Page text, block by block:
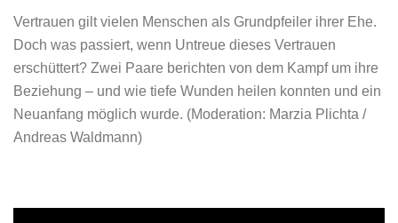
Vertrauen gilt vielen Menschen als Grundpfeiler ihrer Ehe.
Doch was passiert, wenn Untreue dieses Vertrauen
erschüttert? Zwei Paare berichten von dem Kampf um ihre
Beziehung – und wie tiefe Wunden heilen konnten und ein
Neuanfang möglich wurde. (Moderation: Marzia Plichta /
Andreas Waldmann)